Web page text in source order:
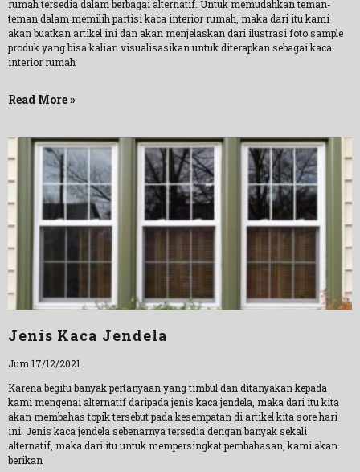
rumah tersedia dalam berbagai alternatif. Untuk memudahkan teman-
teman dalam memilih partisi kaca interior rumah, maka dari itu kami
akan buatkan artikel ini dan akan menjelaskan dari ilustrasi foto sample
produk yang bisa kalian visualisasikan untuk diterapkan sebagai kaca
interior rumah
Read More »
Jenis Kaca Jendela
Jum 17/12/2021
Karena begitu banyak pertanyaan yang timbul dan ditanyakan kepada
kami mengenai alternatif daripada jenis kaca jendela, maka dari itu kita
akan membahas topik tersebut pada kesempatan di artikel kita sore hari
ini. Jenis kaca jendela sebenarnya tersedia dengan banyak sekali
alternatif, maka dari itu untuk mempersingkat pembahasan, kami akan
berikan